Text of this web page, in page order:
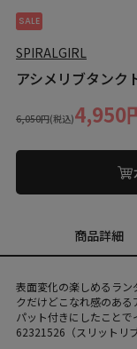
SALE
SPIRALGIRL
アシメリブタンク
6,050円(税込)4,950
商品詳細
表面変化の楽しめるラ
クだけどこなれ感のある
パット付きにしたことで
62321526（スリットリ